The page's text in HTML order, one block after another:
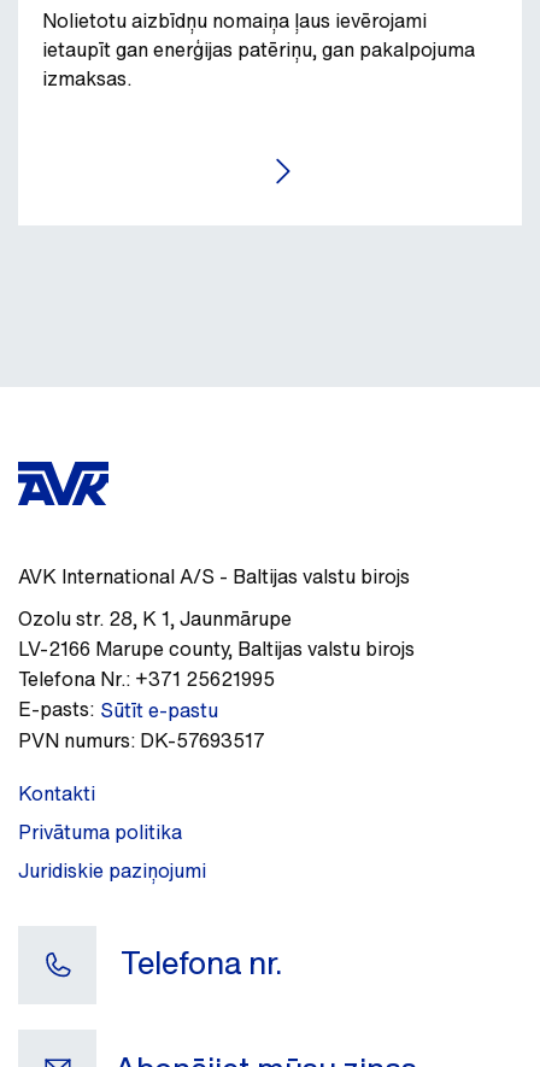
Nolietotu aizbīdņu nomaiņa ļaus ievērojami
ietaupīt gan enerģijas patēriņu, gan pakalpojuma
izmaksas.
LASĪT RAKSTU
AVK International A/S - Baltijas valstu birojs
Ozolu str. 28, K 1,Jaunmārupe
LV-2166 Marupe county, Baltijas valstu birojs
Telefona Nr.: +371 25621995
E-pasts: Sūtīt e-pastu
PVN numurs: DK-57693517
Kontakti
Privātuma politika
Juridiskie paziņojumi
Telefona nr.